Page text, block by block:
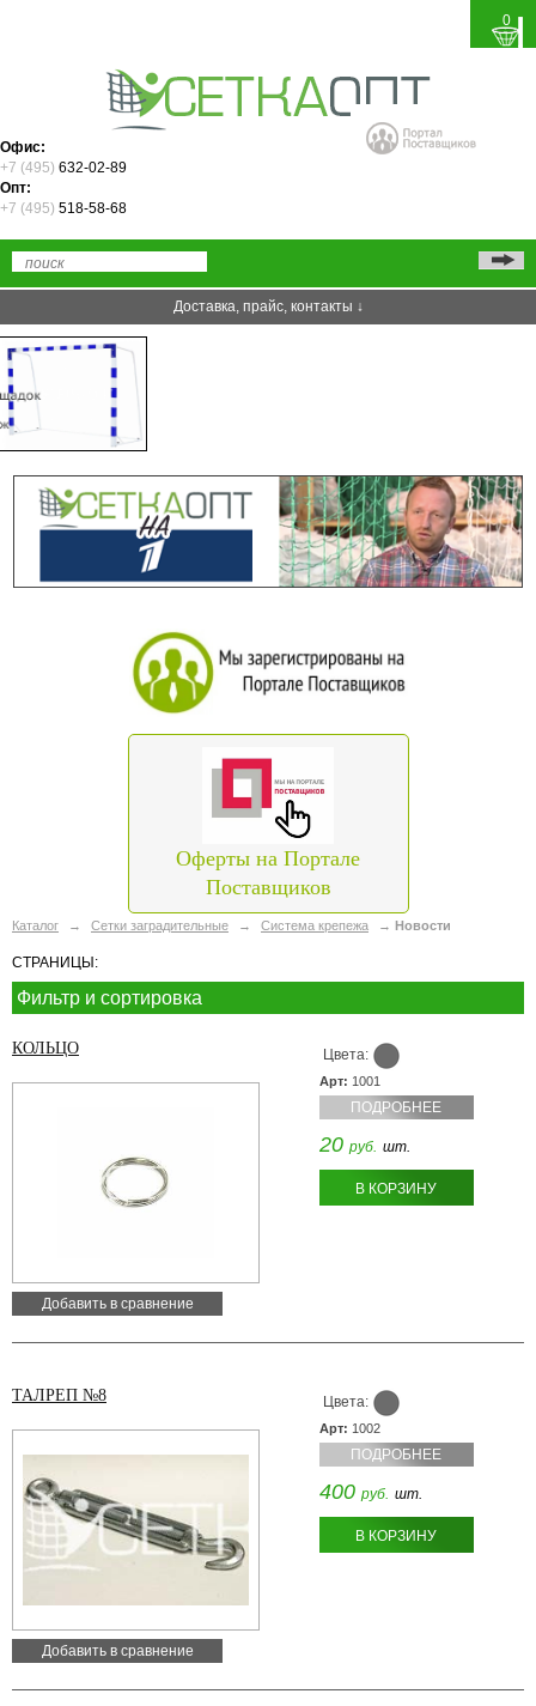
0
Офис:
+7 (495) 632-02-89
Опт:
+7 (495) 518-58-68
Доставка, прайс, контакты ↓
Оферты на Портале
Поставщиков
Каталог → Сетки заградительные → Система крепежа → Новости
СТРАНИЦЫ:
Фильтр и сортировка
КОЛЬЦО
Добавить в сравнение
Цвета:
Арт: 1001
ПОДРОБНЕЕ
20 руб. шт.
В КОРЗИНУ
ТАЛРЕП №8
Добавить в сравнение
Цвета:
Арт: 1002
ПОДРОБНЕЕ
400 руб. шт.
В КОРЗИНУ